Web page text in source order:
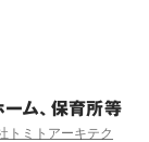
ム、保育所等
トミトアーキテク